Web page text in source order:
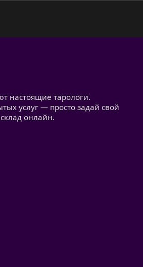
настоящие тарологи.
услуг — просто задай свой
онлайн.